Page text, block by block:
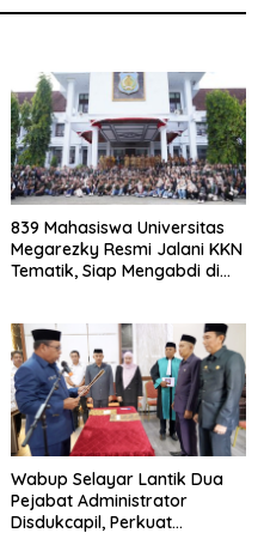
839 Mahasiswa Universitas
Megarezky Resmi Jalani KKN
Tematik, Siap Mengabdi di
Wabup Selayar Lantik Dua
Pejabat Administrator
Disdukcapil, Perkuat